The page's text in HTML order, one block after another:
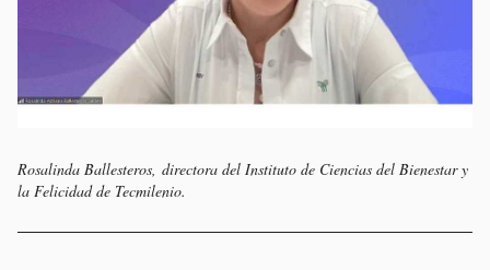
Rosalinda Ballesteros, directora del Instituto de Ciencias del Bienestar y
la Felicidad de Tecmilenio.